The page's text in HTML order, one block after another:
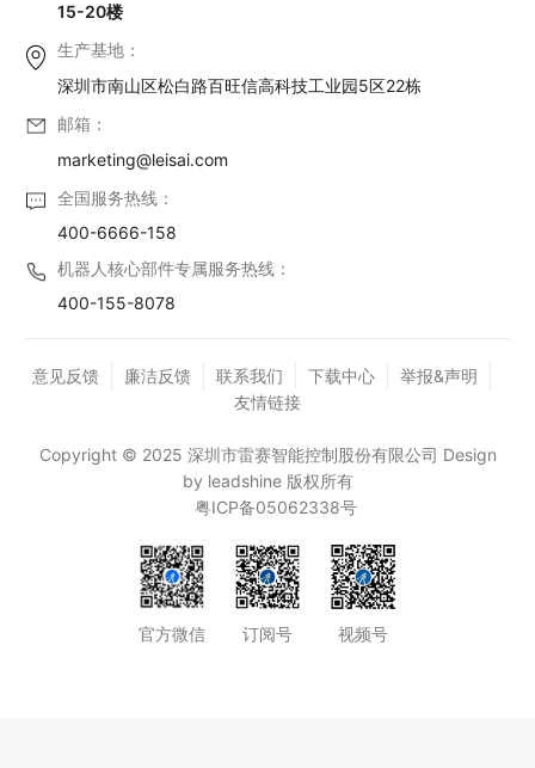
15-20楼
生产基地：
深圳市南山区松白路百旺信高科技工业园5区22栋
邮箱：
marketing@leisai.com
全国服务热线：
400-6666-158
机器人核心部件专属服务热线：
400-155-8078
意见反馈 廉洁反馈 联系我们 下载中心
举报&声明
友情链接
Copyright © 2025 深圳市雷赛智能控制股份有限公司 Design
by leadshine 版权所有
粤ICP备05062338号
官方微信 订阅号 视频号